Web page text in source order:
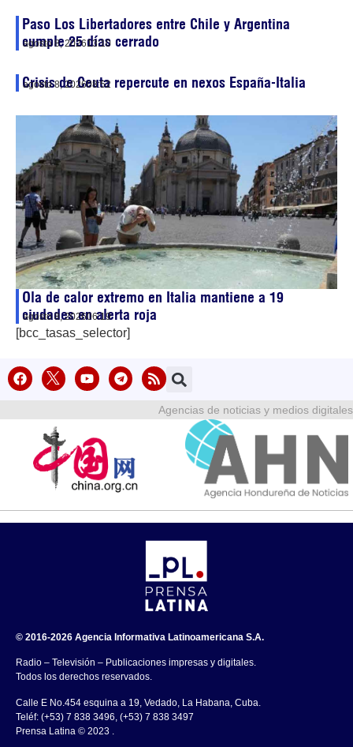
Paso Los Libertadores entre Chile y Argentina
cumple 25 días cerrado
agosto 8, 202613:10
Crisis de Ceuta repercute en nexos España-Italia
agosto 8, 202608:52
Ola de calor extremo en Italia mantiene a 19
ciudades en alerta roja
agosto 8, 202606:19
[bcc_tasas_selector]
Agencias de noticias y medios digitales
© 2016-2026 Agencia Informativa Latinoamericana S.A.
Radio – Televisión – Publicaciones impresas y digitales.
Todos los derechos reservados.
Calle E No.454 esquina a 19, Vedado, La Habana, Cuba.
Teléf: (+53) 7 838 3496, (+53) 7 838 3497
Prensa Latina © 2023 .